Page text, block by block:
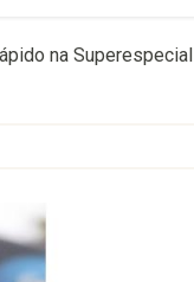
na Superespecial